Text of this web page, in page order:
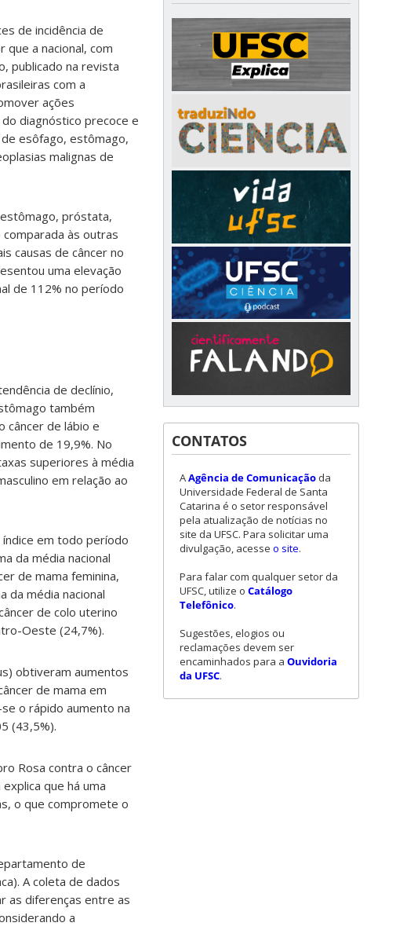
de incidência de
a nacional, com
publicado na revista
com a
ações
diagnóstico precoce e
de esôfago, estômago,
malignas de
próstata,
às outras
causas de câncer no
uma elevação
de 112% no período
de declínio,
também
câncer de lábio e
de 19,9%. No
superiores à média
em relação ao
em todo período
da média nacional
de mama feminina,
da média nacional
de colo uterino
Oeste (24,7%).
obtiveram aumentos
de mama em
o rápido aumento na
(43,5%).
Rosa contra o câncer
que há uma
o que compromete o
de
A coleta de dados
as diferenças entre as
a
CONTATOS
AAgência de Comunicação da
Universidade Federal de Santa
Catarina é o setor responsável
pela atualização de notícias no
site da UFSC. Para solicitar uma
divulgação, acesse o site.
Para falar com qualquer setor da
UFSC, utilize o Catálogo
Telefônico.
Sugestões, elogios ou
reclamações devem ser
encaminhados para a Ouvidoria
da UFSC.